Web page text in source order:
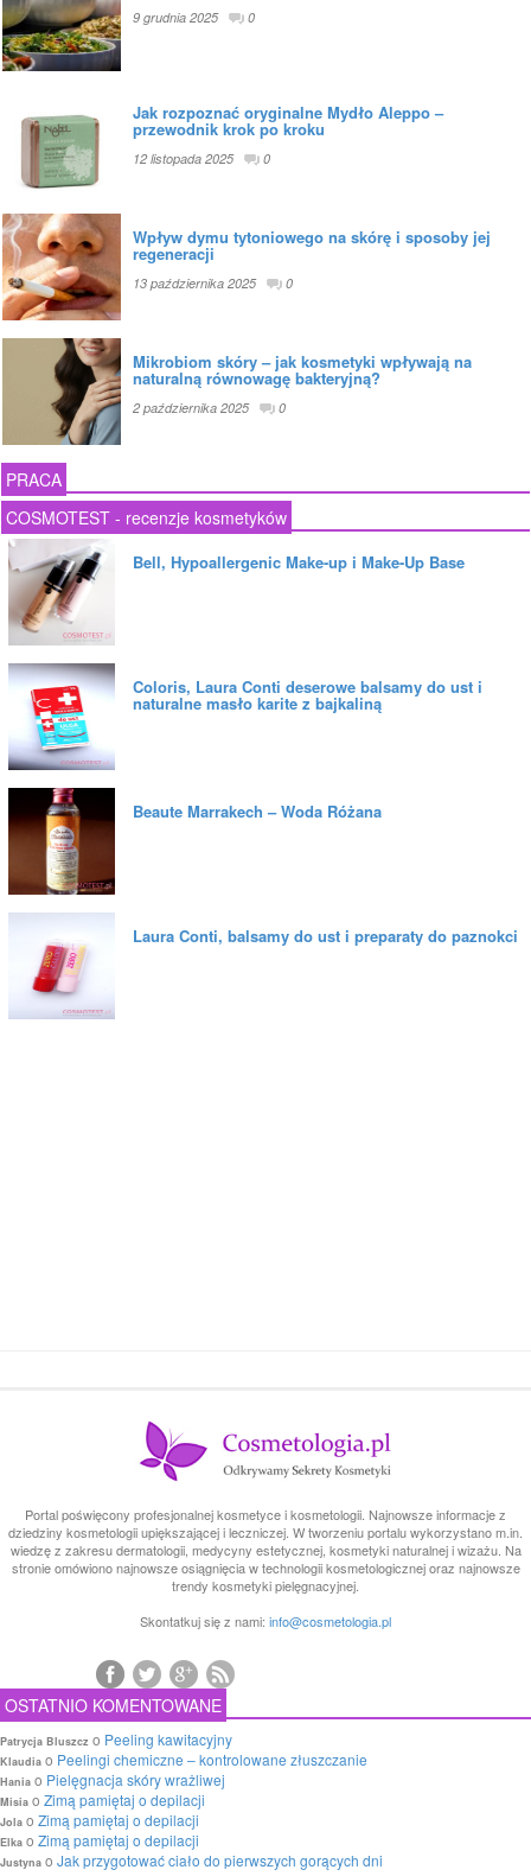
9 grudnia 2025 0
Jak rozpoznać oryginalne Mydło Aleppo –
przewodnik krok po kroku
12 listopada 2025 0
Wpływ dymu tytoniowego na skórę i sposoby jej
regeneracji
13 października 2025 0
Mikrobiom skóry – jak kosmetyki wpływają na
naturalną równowagę bakteryjną?
2 października 2025 0
PRACA
COSMOTEST - recenzje kosmetyków
Bell, Hypoallergenic Make-up i Make-Up Base
Coloris, Laura Conti deserowe balsamy do ust i
naturalne masło karite z bajkaliną
Beaute Marrakech – Woda Różana
Laura Conti, balsamy do ust i preparaty do paznokci
Portal poświęcony profesjonalnej kosmetyce i kosmetologii. Najnowsze informacje z
dziedziny kosmetologii upiększającej i leczniczej. W tworzeniu portalu wykorzystano m.in.
wiedzę z zakresu dermatologii, medycyny estetycznej, kosmetyki naturalnej i wizażu. Na
stronie omówiono najnowsze osiągnięcia w technologii kosmetologicznej oraz najnowsze
trendy kosmetyki pielęgnacyjnej.
Skontatkuj się z nami: info@cosmetologia.pl
OSTATNIO KOMENTOWANE
Patrycja Bluszcz o Peeling kawitacyjny
Klaudia o Peelingi chemiczne – kontrolowane złuszczanie
Hania o Pielęgnacja skóry wrażliwej
Misia o Zimą pamiętaj o depilacji
Jola o Zimą pamiętaj o depilacji
Elka o Zimą pamiętaj o depilacji
Justyna o Jak przygotować ciało do pierwszych gorących dni